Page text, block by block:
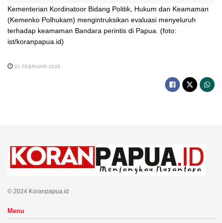
Kementerian Kordinatoor Bidang Politik, Hukum dan Keamaman
(Kemenko Polhukam) mengintruksikan evaluasi menyeluruh
terhadap keamaman Bandara perintis di Papua. (foto:
ist/koranpapua.id)
21 FEBRUARI 2026
© 2024 Koranpapua.id
Menu